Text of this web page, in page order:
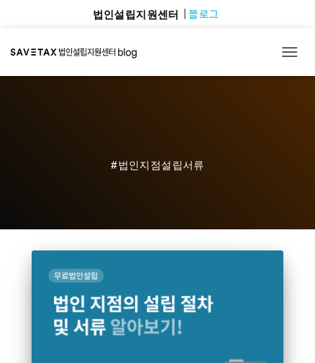
법인설립지원센터 블로그
#법인지점설립서류